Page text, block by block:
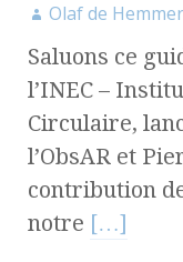
Olaf de
Saluons ce
l’INEC –
Circulaire,
l’ObsAR et
contribution
notre […]